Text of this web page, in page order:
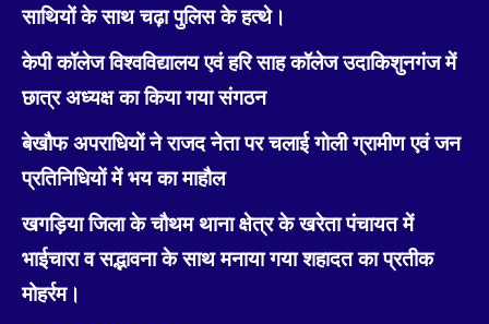
साथियों के साथ चढ़ा पुलिस के हत्थे।
केपी कॉलेज विश्वविद्यालय एवं हरि साह कॉलेज उदाकिशुनगंज में
छात्र अध्यक्ष का किया गया संगठन
बेखौफ अपराधियों ने राजद नेता पर चलाई गोली ग्रामीण एवं जन
प्रतिनिधियों में भय का माहौल
खगड़िया जिला के चौथम थाना क्षेत्र के खरेता पंचायत में
भाईचारा व सद्भावना के साथ मनाया गया शहादत का प्रतीक
मोहर्रम।